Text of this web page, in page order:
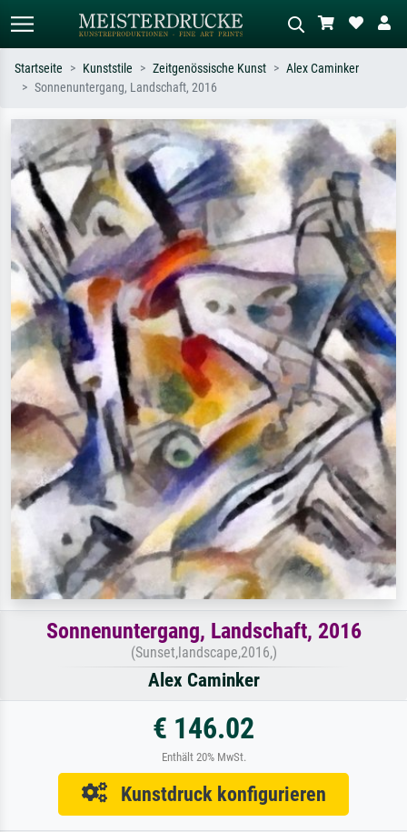
Suchen Sie nach Künstlern, Werktiteln
oder Stilen – z.B. Monet,
Sternennacht, Impressionismus, Welle
Hokusai, Akt.
Beschreiben Sie die Szene – z.B. Grüne
Wiese, Abstrakt mit viel Rot, Dunkles
Ölgemälde, Stehender Akt neben einem
Baum.
Startseite Kunststile Zeitgenössische Kunst
Alex Caminker
Sonnenuntergang, Landschaft, 2016
Sonnenuntergang, Landschaft, 2016
(Sunset,landscape,2016,)
Alex Caminker
€ 146.02
Enthält 20% MwSt.
Kunstdruck konfigurieren